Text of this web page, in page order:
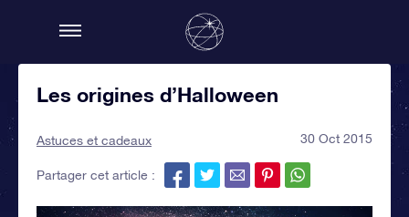
Les origines d’Halloween
Astuces et cadeaux 30 Oct 2015
Partager cet article :